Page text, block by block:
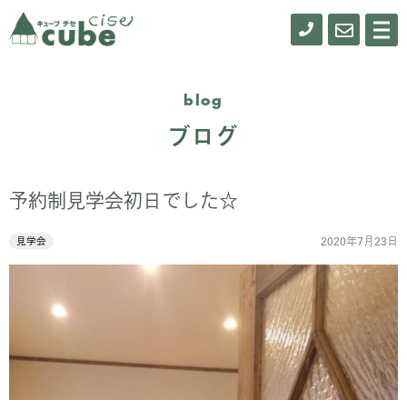
メ
ニ
0155- お
blog
ブログ
予約制見学会初日でした☆
見学会 2020年7月23日